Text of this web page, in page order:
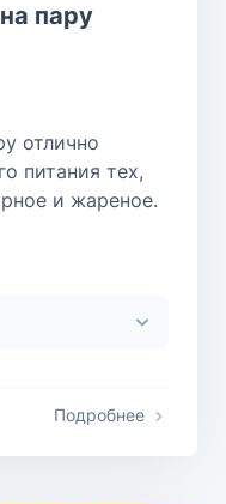
пару
отлично
питания тех,
и жареное.
Подробнее